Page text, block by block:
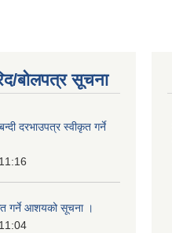
बोलपत्र सूचना
दरभाउपत्र स्वीकृत गर्ने
गर्ने आशयको सूचना ।